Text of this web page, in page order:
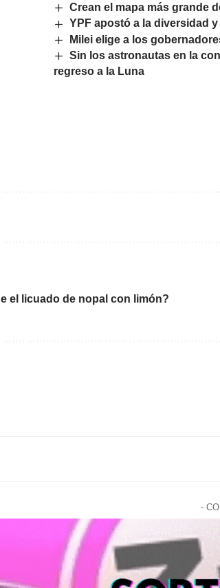
Crean el mapa más grande
YPF apostó a la diversidad
Milei elige a los
Sin los astronautas en la
regreso a la Luna
el licuado de nopal con limón?
-